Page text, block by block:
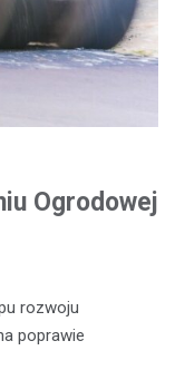
Ogrodowej
rozwoju
poprawie